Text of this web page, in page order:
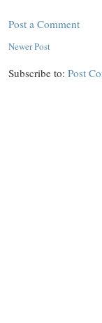
Post a Comment
Newer Post
Subscribe to: Post